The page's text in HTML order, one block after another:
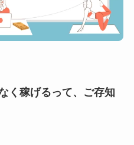
く稼げるって、ご存知